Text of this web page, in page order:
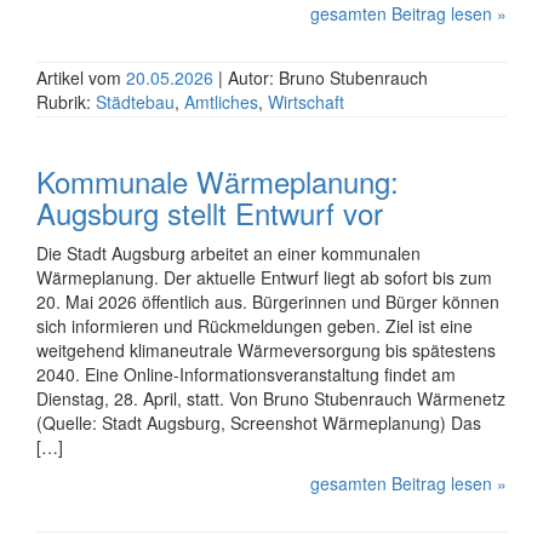
gesamten Beitrag lesen »
Artikel vom 20.05.2026 | Autor: Bruno Stubenrauch
Rubrik: Städtebau, Amtliches, Wirtschaft
Kommunale Wärmeplanung:
Augsburg stellt Entwurf vor
Die Stadt Augsburg arbeitet an einer kommu­nalen
Wärmeplanung. Der aktuelle Entwurf liegt ab sofort bis zum
20. Mai 2026 öffentlich aus. Bürge­rinnen und Bürger können
sich infor­mieren und Rück­meldungen geben. Ziel ist eine
weitgehend klima­neutrale Wärme­ver­sorgung bis spätestens
2040. Eine Online-Infor­mations­ver­an­staltung findet am
Dienstag, 28. April, statt. Von Bruno Stubenrauch Wärmenetz
(Quelle: Stadt Augsburg, Screenshot Wärmeplanung) Das
[…]
gesamten Beitrag lesen »